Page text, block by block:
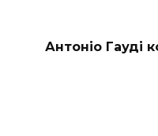
Антоніо Гауді